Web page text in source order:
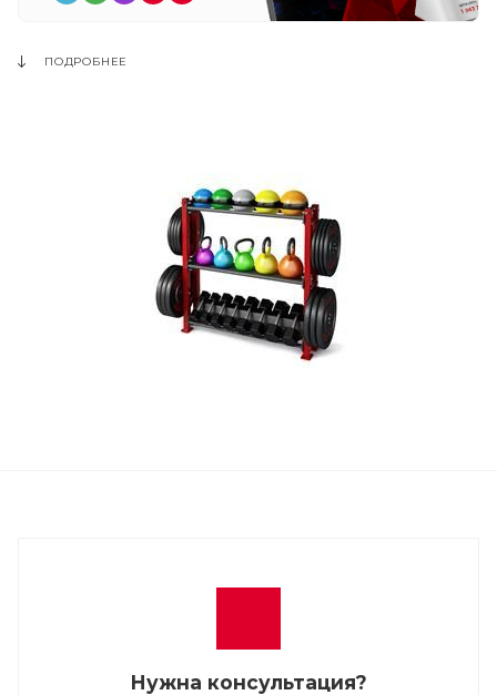
ПОДРОБНЕЕ
Нужна консультация?